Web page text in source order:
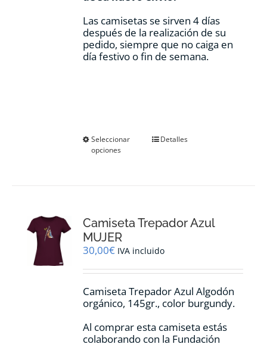
Las camisetas se sirven 4 días
después de la realización de su
pedido, siempre que no caiga en
día festivo o fin de semana.
Seleccionar
opciones
Este
se
elegir
la
de
producto
Detalles
Camiseta Trepador Azul
MUJER
30,00€ IVA incluido
Camiseta Trepador Azul Algodón
orgánico, 145gr., color burgundy.
Al comprar esta camiseta estás
colaborando con la Fundación